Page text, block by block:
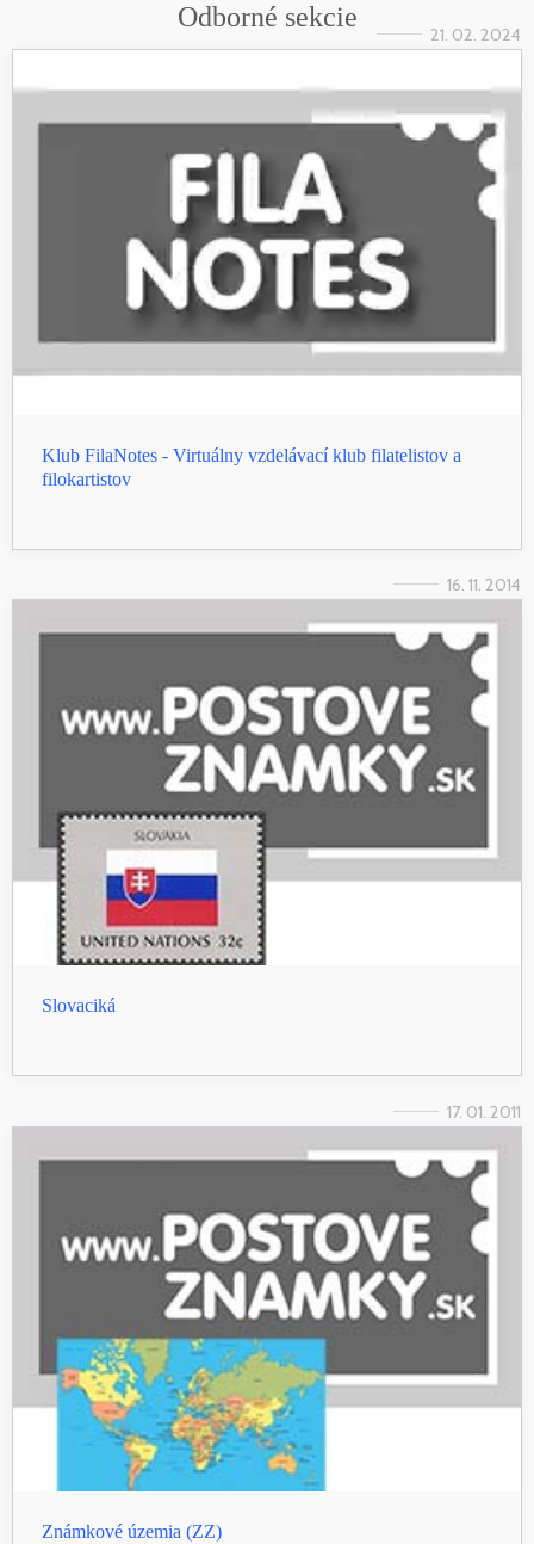
Odborné sekcie
21. 02. 2024
Klub FilaNotes - Virtuálny vzdelávací klub filatelistov a
filokartistov
16. 11. 2014
Slovaciká
17. 01. 2011
Známkové územia (ZZ)